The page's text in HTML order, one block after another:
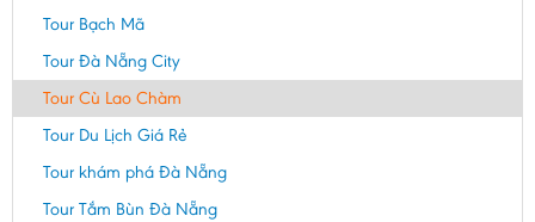
Tour Bạch Mã
Tour Đà Nẵng City
Tour Cù Lao Chàm
Tour Du Lịch Giá Rẻ
Tour khám phá Đà Nẵng
Tour Tắm Bùn Đà Nẵng